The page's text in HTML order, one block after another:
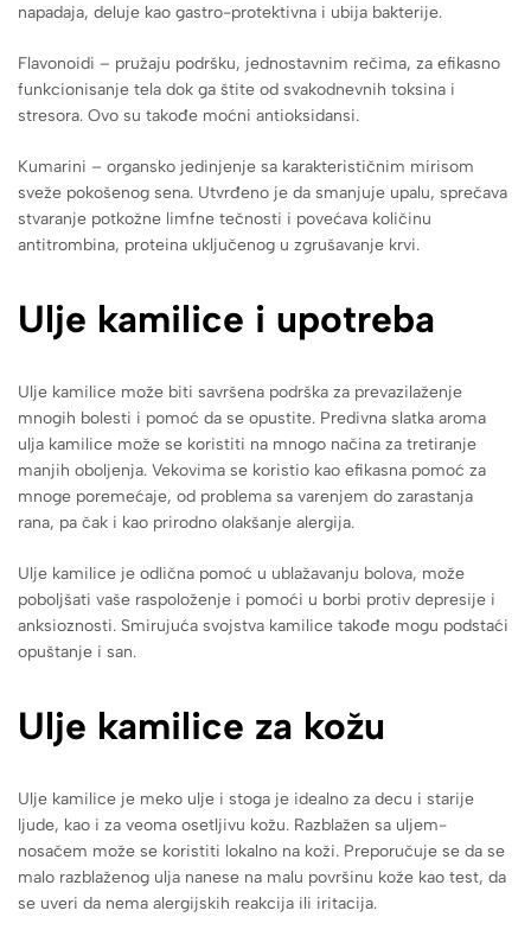
napadaja, deluje kao gastro-protektivna i ubija bakterije.
Flavonoidi – pružaju podršku, jednostavnim rečima, za efikasno
funkcionisanje tela dok ga štite od svakodnevnih toksina i
stresora. Ovo su takođe moćni antioksidansi.
Kumarini – organsko jedinjenje sa karakterističnim mirisom
sveže pokošenog sena. Utvrđeno je da smanjuje upalu, sprečava
stvaranje potkožne limfne tečnosti i povećava količinu
antitrombina, proteina uključenog u zgrušavanje krvi.
Ulje kamilice i upotreba
Ulje kamilice može biti savršena podrška za prevazilaženje
mnogih bolesti i pomoć da se opustite. Predivna slatka aroma
ulja kamilice može se koristiti na mnogo načina za tretiranje
manjih oboljenja. Vekovima se koristio kao efikasna pomoć za
mnoge poremećaje, od problema sa varenjem do zarastanja
rana, pa čak i kao prirodno olakšanje alergija.
Ulje kamilice je odlična pomoć u ublažavanju bolova, može
poboljšati vaše raspoloženje i pomoći u borbi protiv depresije i
anksioznosti. Smirujuća svojstva kamilice takođe mogu podstaći
opuštanje i san.
Ulje kamilice za kožu
Ulje kamilice je meko ulje i stoga je idealno za decu i starije
ljude, kao i za veoma osetljivu kožu. Razblažen sa uljem-
nosačem može se koristiti lokalno na koži. Preporučuje se da se
malo razblaženog ulja nanese na malu površinu kože kao test, da
se uveri da nema alergijskih reakcija ili iritacija.